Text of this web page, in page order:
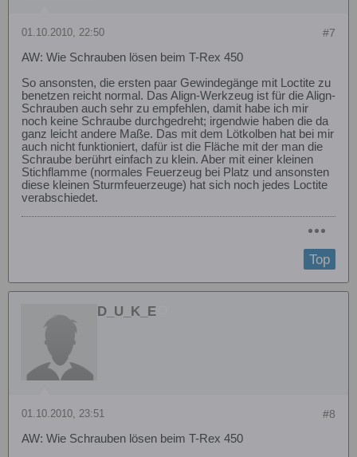
#7
01.10.2010, 22:50
AW: Wie Schrauben lösen beim T-Rex 450
So ansonsten, die ersten paar Gewindegänge mit Loctite zu
benetzen reicht normal. Das Align-Werkzeug ist für die Align-
Schrauben auch sehr zu empfehlen, damit habe ich mir
noch keine Schraube durchgedreht; irgendwie haben die da
ganz leicht andere Maße. Das mit dem Lötkolben hat bei mir
auch nicht funktioniert, dafür ist die Fläche mit der man die
Schraube berührt einfach zu klein. Aber mit einer kleinen
Stichflamme (normales Feuerzeug bei Platz und ansonsten
diese kleinen Sturmfeuerzeuge) hat sich noch jedes Loctite
verabschiedet.
Top
D_U_K_E
#8
01.10.2010, 23:51
AW: Wie Schrauben lösen beim T-Rex 450